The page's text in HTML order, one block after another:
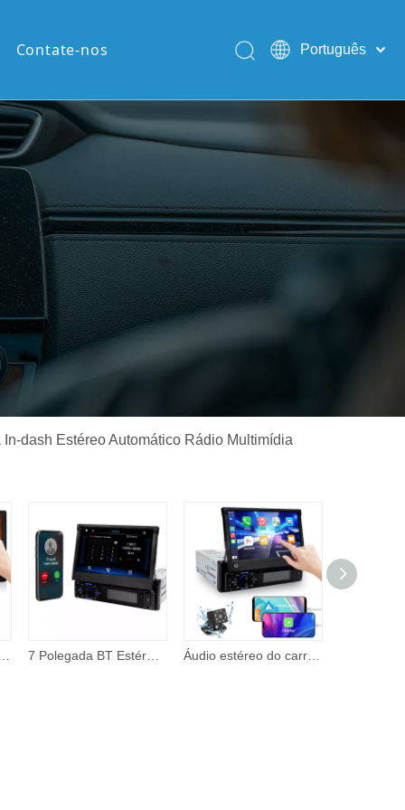
Contate-nos
Português
Pусский
dash Estéreo Automático Rádio Multimídia